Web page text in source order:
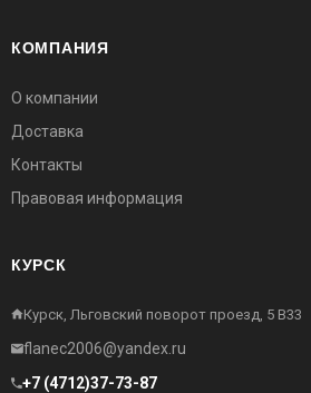
КОМПАНИЯ
О компании
Доставка
Контакты
Правовая информация
КУРСК
Курск, Льговский поворот проезд, 5 В33
flanec2006@yandex.ru
+7 (4712)37-73-87